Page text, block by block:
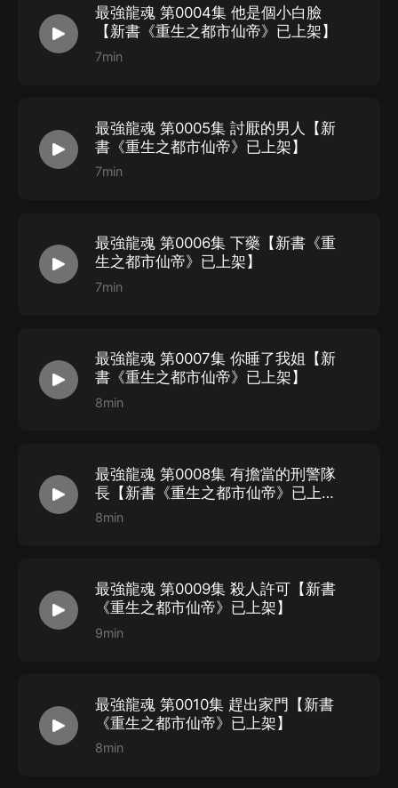
最強龍魂 第0004集 他是個小白臉
【新書《重生之都市仙帝》已上架】
7min
最強龍魂 第0005集 討厭的男人【新
書《重生之都市仙帝》已上架】
7min
最強龍魂 第0006集 下藥【新書《重
生之都市仙帝》已上架】
7min
最強龍魂 第0007集 你睡了我姐【新
書《重生之都市仙帝》已上架】
8min
最強龍魂 第0008集 有擔當的刑警隊
長【新書《重生之都市仙帝》已上
架】
8min
最強龍魂 第0009集 殺人許可【新書
《重生之都市仙帝》已上架】
9min
最強龍魂 第0010集 趕出家門【新書
《重生之都市仙帝》已上架】
8min